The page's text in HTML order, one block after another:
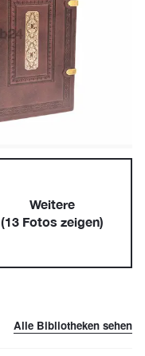
Weitere
(13Fotos zeigen)
Alle Bibliotheken sehen